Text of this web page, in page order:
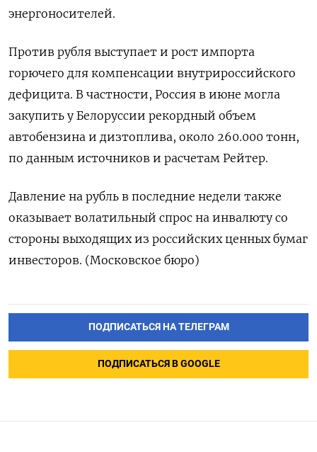
энергоносителей.
Против рубля выступает и рост импорта
горючего для компенсации внутрироссийского
дефицита. В ‌частности, Россия в июне могла
закупить у Белоруссии рекордный объем
автобензина и дизтоплива, около 260.000 тонн,
по данным ​источников и расчетам Рейтер.
Давление на рубль в последние недели также
оказывает волатильный спрос на ‌инвалюту со
стороны выходящих из российских ценных бумаг
инвесторов. (Московское бюро)
ПОДПИСАТЬСЯ НА ТЕЛЕГРАМ
ПОДПИСАТЬСЯ В GOOGLE